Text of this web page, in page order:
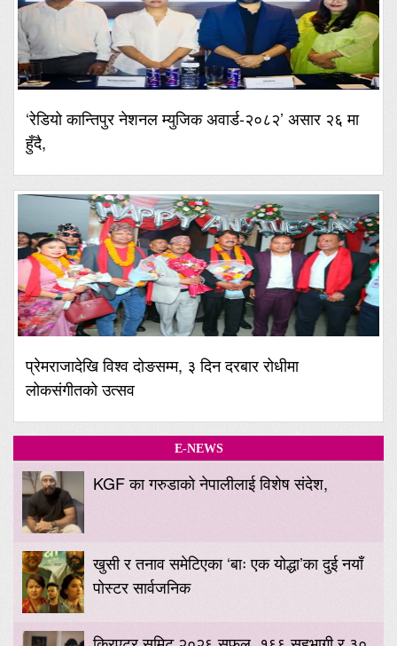
‘रेडियो कान्तिपुर नेशनल म्युजिक अवार्ड-२०८२’ असार २६ मा
हुँदै,
प्रेमराजादेखि विश्व दोङसम्म, ३ दिन दरबार रोधीमा
लोकसंगीतको उत्सव
E-NEWS
KGF का गरुडाको नेपालीलाई विशेष संदेश,
खुसी र तनाव समेटिएका ‘बाः एक योद्धा’का दुई नयाँ
पोस्टर सार्वजनिक